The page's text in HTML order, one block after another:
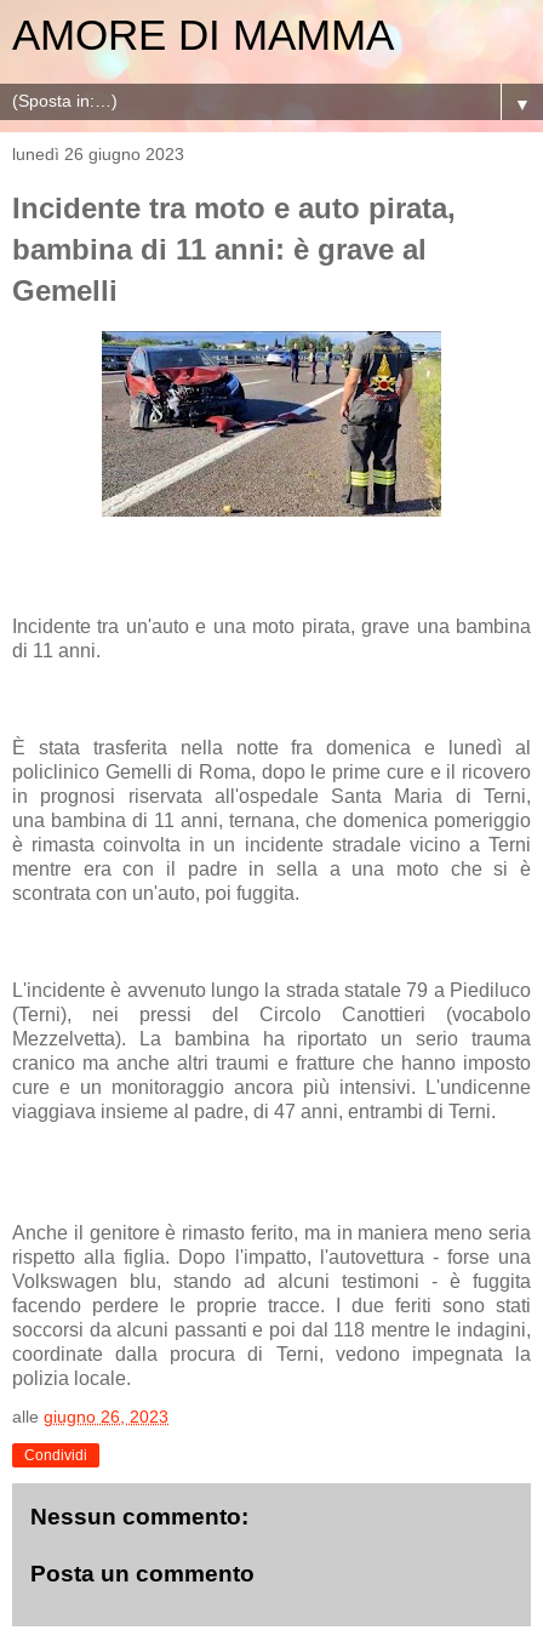
AMORE DI MAMMA
▼
lunedì 26 giugno 2023
Incidente tra moto e auto pirata,
bambina di 11 anni: è grave al
Gemelli
Incidente tra un'auto e una moto pirata,grave una bambina
di 11 anni.
È stata trasferita nella notte fra domenica e lunedì al
policlinico Gemelli di Roma, dopo le prime cure e il ricovero
in prognosi riservata all'ospedale Santa Maria di Terni,
una bambina di 11 anni, ternana, che domenica pomeriggio
è rimasta coinvolta in un incidente stradale vicino a Terni
mentre era con il padre in sella a una moto che si è
scontrata con un'auto, poi fuggita.
L'incidente è avvenuto lungo la strada statale 79 a Piediluco
(Terni), nei pressi del Circolo Canottieri (vocabolo
Mezzelvetta). La bambina ha riportato un serio trauma
cranico ma anche altri traumi e fratture che hanno imposto
cure e un monitoraggio ancora più intensivi. L'undicenne
viaggiava insieme al padre, di 47 anni, entrambi di Terni.
Anche il genitore è rimasto ferito, ma in maniera meno seria
rispetto alla figlia. Dopo l'impatto, l'autovettura - forse una
Volkswagen blu, stando ad alcuni testimoni - è fuggita
facendo perdere le proprie tracce. I due feriti sono stati
soccorsi da alcuni passanti e poi dal 118 mentre le indagini,
coordinate dalla procura di Terni, vedono impegnata la
polizia locale.
alle giugno 26, 2023
Condividi
Nessun commento:
Posta un commento